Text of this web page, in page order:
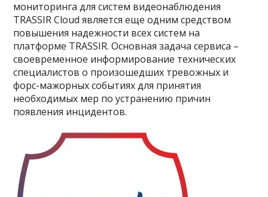
мониторинга для систем видеонаблюдения
TRASSIR Cloud является еще одним средством
повышения надежности всех систем на
платформе TRASSIR. Основная задача сервиса –
своевременное информирование технических
специалистов о произошедших тревожных и
форс-мажорных событиях для принятия
необходимых мер по устранению причин
появления инцидентов.